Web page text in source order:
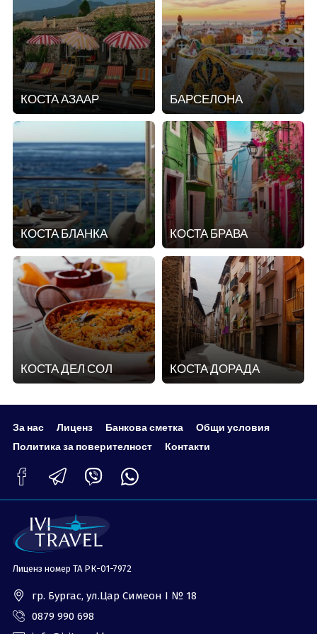
КОСТА АЗААР БАРСЕЛОНА
КОСТА БЛАНКА КОСТА БРАВА
КОСТА ДЕЛ СОЛ КОСТА ДОРАДА
За нас Лиценз Банкова сметка
Общи условия
Политика за поверителност
Контакти
Лиценз номер ТА РК-01-7972
гр. Бургас, ул.Цар Симеон I № 18
0879 990 698